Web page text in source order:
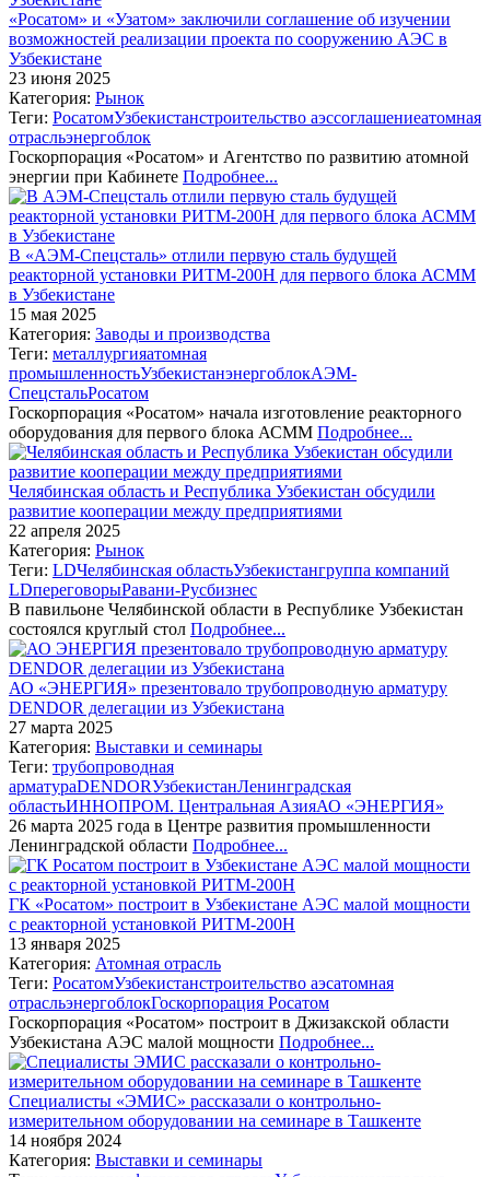
«Росатом» и «Узатом» заключили соглашение об изучении
возможностей реализации проекта по сооружению АЭС в
Узбекистане
23 июня 2025
Категория: Рынок
Теги: РосатомУзбекистанстроительство аэссоглашениеатомная
отрасльэнергоблок
Госкорпорация «Росатом» и Агентство по развитию атомной
энергии при Кабинете Подробнее...
В «АЭМ-Спецсталь» отлили первую сталь будущей
реакторной установки РИТМ-200Н для первого блока АСММ
в Узбекистане
15 мая 2025
Категория: Заводы и производства
Теги: металлургияатомная
промышленностьУзбекистанэнергоблокАЭМ-
СпецстальРосатом
Госкорпорация «Росатом» начала изготовление реакторного
оборудования для первого блока АСММ Подробнее...
Челябинская область и Республика Узбекистан обсудили
развитие кооперации между предприятиями
22 апреля 2025
Категория: Рынок
Теги: LDЧелябинская областьУзбекистангруппа компаний
LDпереговорыРавани-Русбизнес
В павильоне Челябинской области в Республике Узбекистан
состоялся круглый стол Подробнее...
АО «ЭНЕРГИЯ» презентовало трубопроводную арматуру
DENDOR делегации из Узбекистана
27 марта 2025
Категория: Выставки и семинары
Теги: трубопроводная
арматураDENDORУзбекистанЛенинградская
областьИННОПРОМ. Центральная АзияАО «ЭНЕРГИЯ»
26 марта 2025 года в Центре развития промышленности
Ленинградской области Подробнее...
ГК «Росатом» построит в Узбекистане АЭС малой мощности
с реакторной установкой РИТМ-200Н
13 января 2025
Категория: Атомная отрасль
Теги: РосатомУзбекистанстроительство аэсатомная
отрасльэнергоблокГоскорпорация Росатом
Госкорпорация «Росатом» построит в Джизакской области
Узбекистана АЭС малой мощности Подробнее...
Специалисты «ЭМИС» рассказали о контрольно-
измерительном оборудовании на семинаре в Ташкенте
14 ноября 2024
Категория: Выставки и семинары